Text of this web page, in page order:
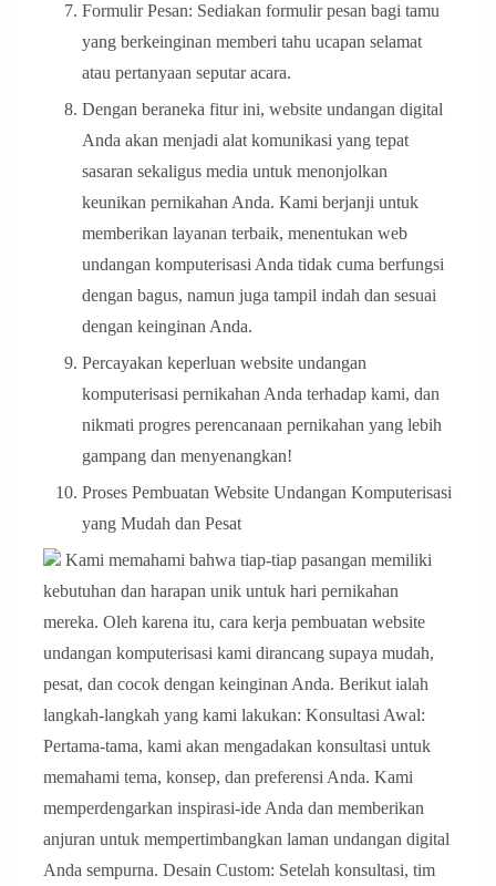
Formulir Pesan: Sediakan formulir pesan bagi tamu
yang berkeinginan memberi tahu ucapan selamat
atau pertanyaan seputar acara.
Dengan beraneka fitur ini, website undangan digital
Anda akan menjadi alat komunikasi yang tepat
sasaran sekaligus media untuk menonjolkan
keunikan pernikahan Anda. Kami berjanji untuk
memberikan layanan terbaik, menentukan web
undangan komputerisasi Anda tidak cuma berfungsi
dengan bagus, namun juga tampil indah dan sesuai
dengan keinginan Anda.
Percayakan keperluan website undangan
komputerisasi pernikahan Anda terhadap kami, dan
nikmati progres perencanaan pernikahan yang lebih
gampang dan menyenangkan!
Proses Pembuatan Website Undangan Komputerisasi
yang Mudah dan Pesat
Kami memahami bahwa tiap-tiap pasangan memiliki
kebutuhan dan harapan unik untuk hari pernikahan
mereka. Oleh karena itu, cara kerja pembuatan website
undangan komputerisasi kami dirancang supaya mudah,
pesat, dan cocok dengan keinginan Anda. Berikut ialah
langkah-langkah yang kami lakukan: Konsultasi Awal:
Pertama-tama, kami akan mengadakan konsultasi untuk
memahami tema, konsep, dan preferensi Anda. Kami
memperdengarkan inspirasi-ide Anda dan memberikan
anjuran untuk mempertimbangkan laman undangan digital
Anda sempurna. Desain Custom: Setelah konsultasi, tim